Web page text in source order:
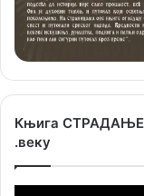
Књига
.веку